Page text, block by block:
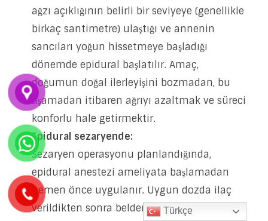
ağzı açıklığının belirli bir seviyeye (genellikle
birkaç santimetre) ulaştığı ve annenin
sancıları yoğun hissetmeye başladığı
dönemde epidural başlatılır. Amaç,
doğumun doğal ilerleyişini bozmadan, bu
aşamadan itibaren ağrıyı azaltmak ve süreci
konforlu hale getirmektir.
Epidural sezaryende:
Sezaryen operasyonu planlandığında,
epidural anestezi ameliyata başlamadan
hemen önce uygulanır. Uygun dozda ilaç
verildikten sonra belden aşağı bölgedeki ağrı
Türkçe